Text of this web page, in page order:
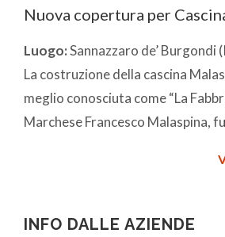
Nuova copertura per
Luogo:Sannazzaro de’ Burgondi
La costruzione della cascina
meglio conosciuta come “La
Marchese Francesco Malaspina,
INFO DALLE AZIENDE